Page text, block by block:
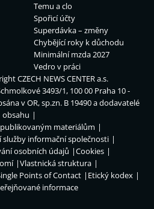
Temu a clo
Spořicí účty
Superdávka – změny
Chybějící roky k důchodu
Minimální mzda 2027
Vedro v práci
CZECH NEWS CENTER a.s.
3493/1, 100 00 Praha 10 -
v OR, sp.zn. B 19490 a dodavatelé
obsahu
materiálům
informační společnosti
osobních údajů
Cookies
Vlastnická struktura
Points of Contact
Etický kodex
informace